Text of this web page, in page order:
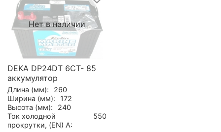
Нет в наличии
DEKA DP24DT 6CT- 85
аккумулятор
Длина (мм):
260
Ширина (мм):
172
Высота (мм):
240
Ток холодной
прокрутки, (EN) А:
550